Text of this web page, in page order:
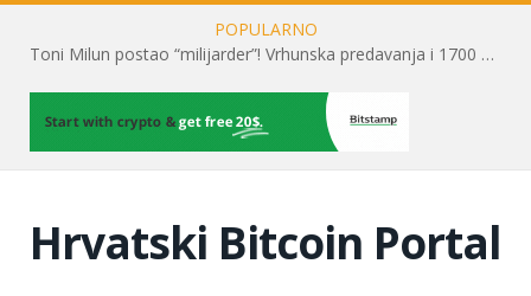
POPULARNO
Toni Milun postao “milijarder”! Vrhunska predavanja i 1700 posjetitelja obilježili su mjesec financijske pismenosti
Hrvatski Bitcoin Portal